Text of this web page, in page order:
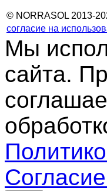
© NORRASOL 2013-
согласие на
Мы
сайта.